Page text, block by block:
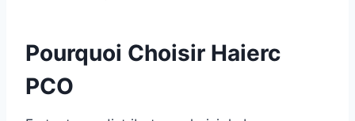
Pourquoi Choisir Haierc
PCO